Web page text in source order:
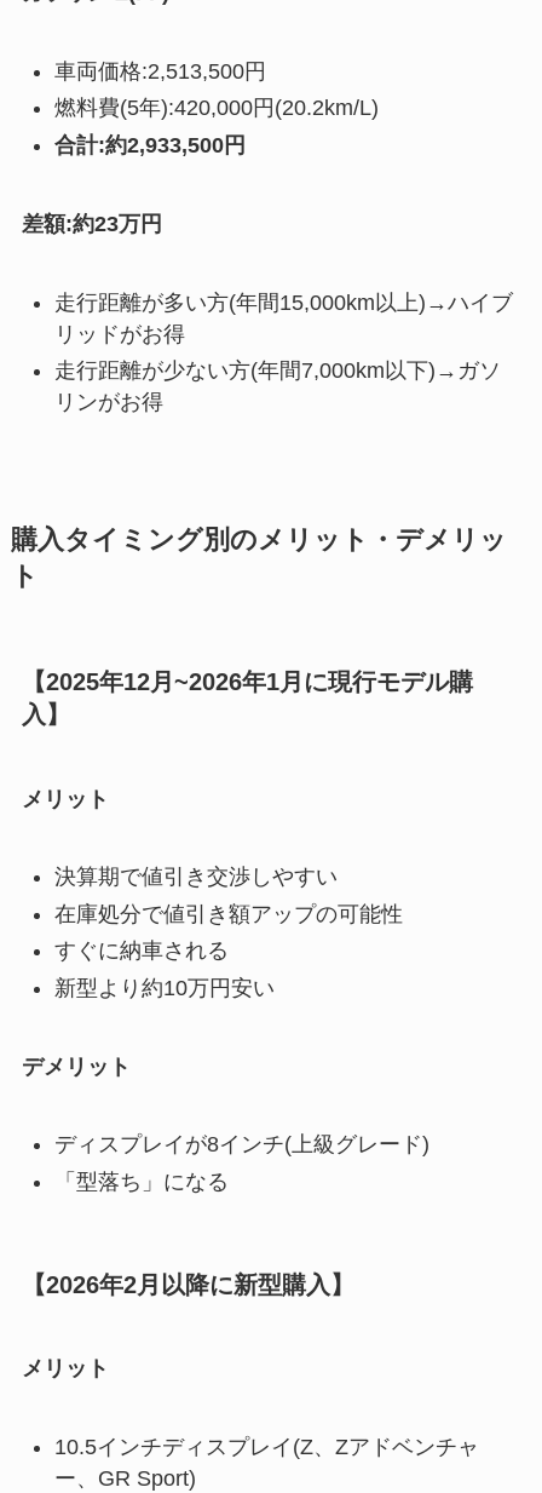
車両価格:2,513,500円
燃料費(5年):420,000円(20.2km/L)
合計:約2,933,500円
差額:約23万円
走行距離が多い方(年間15,000km以上)→ハイブ
リッドがお得
走行距離が少ない方(年間7,000km以下)→ガソ
リンがお得
購入タイミング別のメリット・デメリッ
ト
【2025年12月~2026年1月に現行モデル購
入】
メリット
決算期で値引き交渉しやすい
在庫処分で値引き額アップの可能性
すぐに納車される
新型より約10万円安い
デメリット
ディスプレイが8インチ(上級グレード)
「型落ち」になる
【2026年2月以降に新型購入】
メリット
10.5インチディスプレイ(Z、Zアドベンチャ
ー、GR Sport)